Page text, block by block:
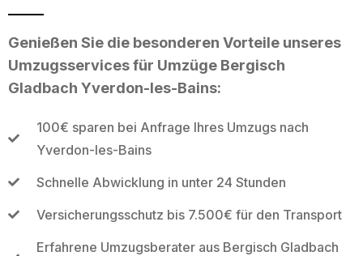
Genießen Sie die besonderen Vorteile unseres
Umzugsservices für Umzüge Bergisch
Gladbach Yverdon-les-Bains:
100€ sparen bei Anfrage Ihres Umzugs nach
Yverdon-les-Bains
Schnelle Abwicklung in unter 24 Stunden
Versicherungsschutz bis 7.500€ für den Transport
Erfahrene Umzugsberater aus Bergisch Gladbach